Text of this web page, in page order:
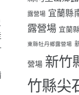
露營場 宜蘭縣
露營場 宜蘭
東縣牡丹鄉露營場
營場 新竹
竹縣尖